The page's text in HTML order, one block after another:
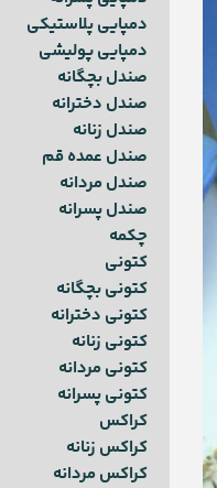
دمپایی پلاستیکی
دمپایی پولیشی
صندل بچگانه
صندل دخترانه
صندل زنانه
صندل عمده قم
صندل مردانه
صندل پسرانه
چکمه
کتونی
کتونی بچگانه
کتونی دخترانه
کتونی زنانه
کتونی مردانه
کتونی پسرانه
کراکس
کراکس زنانه
کراکس مردانه